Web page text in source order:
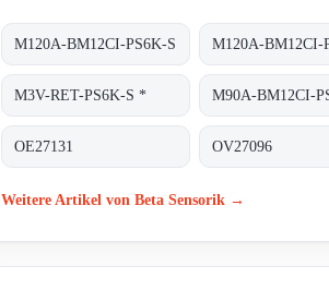
M120A-BM12CI-PS6K-S
M3V-RET-PS6K-S *
OE27131 OV27096
Weitere Artikel von Beta Sensorik →